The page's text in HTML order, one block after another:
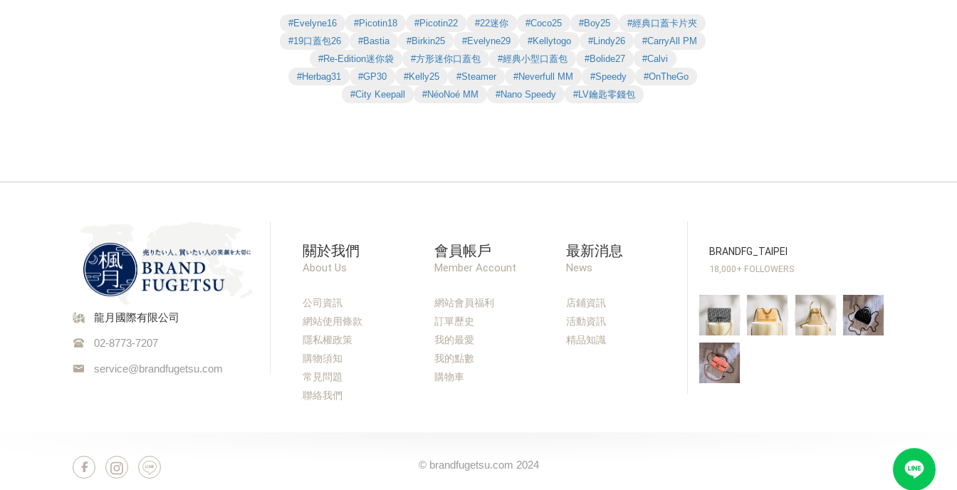
#Evelyne16 #Picotin18 #Picotin22 #22迷你 #Coco25 #Boy25
#經典口蓋卡片夾
#19口蓋包26
#Bastia #Birkin25 #Evelyne29 #Kellytogo #Lindy26
#CarryAll PM
#Re-Edition迷你袋
#方形迷你口蓋包 #經典小型口蓋包 #Bolide27
#Calvi
#Herbag31
#GP30 #Kelly25 #Steamer #Neverfull MM #Speedy
#OnTheGo
#City Keepall
#NéoNoé MM #Nano Speedy #LV鑰匙零錢包
龍月國際有限公司
02-8773-7207
service@brandfugetsu.com
關於我們
About Us
公司資訊
網站使用條款
隱私權政策
購物須知
常見問題
聯絡我們
會員帳戶
Member Account
網站會員福利
訂單歷史
我的最愛
我的點數
購物車
最新消息
News
店鋪資訊
活動資訊
精品知識
BRANDFG_TAIPEI
18,000+ FOLLOWERS
© brandfugetsu.com 2024